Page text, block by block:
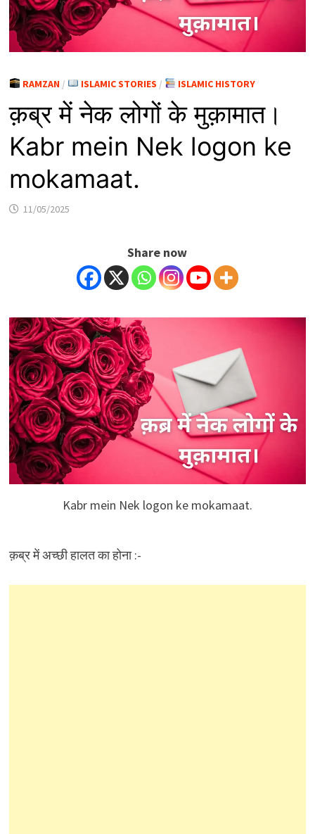
RAMZAN/ ISLAMIC STORIES / ISLAMIC HISTORY
क़ब्र में नेक लोगों के मुक़ामात।
Kabr mein Nek logon ke
mokamaat.
11/05/2025
Share now
Kabr mein Nek logon ke mokamaat.
क़ब्र में अच्छी हालत का होना :-